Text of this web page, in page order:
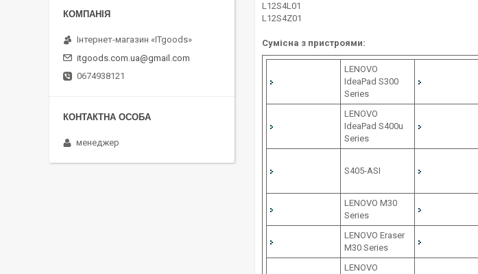
L12S4L01
L12S4Z01
Сумісна з пристроями:
LENOVO
IdeaPad S300
Series
LENOVO
IdeaPad S400u
Series
S405-ASI
LENOVO M30
Series
LENOVO Eraser
M30 Series
LENOVO
Інтернет-магазин «ITgoods»
itgoods.com.ua@gmail.com
0674938121
менеджер